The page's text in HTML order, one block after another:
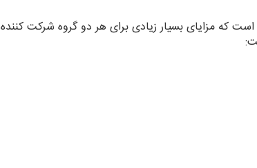
است که مزایای بسیار زیادی برای هر دو گروه شرکت کننده